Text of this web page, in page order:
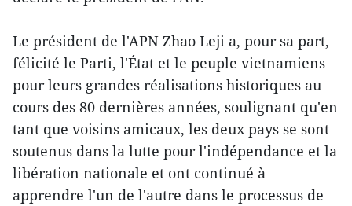
Le président de l'APN Zhao Leji a, pour sa part,
félicité le Parti, l'État et le peuple vietnamiens
pour leurs grandes réalisations historiques au
cours des 80 dernières années, soulignant qu'en
tant que voisins amicaux, les deux pays se sont
soutenus dans la lutte pour l'indépendance et la
libération nationale et ont continué à
apprendre l'un de l'autre dans le processus de